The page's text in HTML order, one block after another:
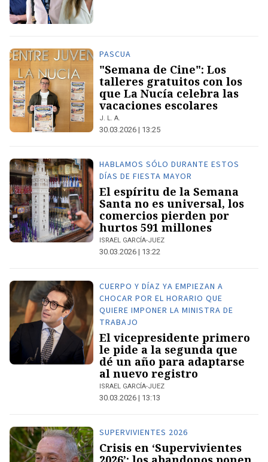
PASCUA
"Semana de Cine": Los
talleres gratuitos con los
que La Nucía celebra las
vacaciones escolares
J. L. A.
30.03.2026 | 13:25
HABLAMOS SÓLO DURANTE ESTOS
DÍAS DE FIESTA MAYOR
El espíritu de la Semana
Santa no es universal, los
comercios pierden por
hurtos 591 millones
ISRAEL GARCÍA-JUEZ
30.03.2026 | 13:22
CUERPO Y DÍAZ YA EMPIEZAN A
CHOCAR POR EL HORARIO QUE
QUIERE IMPONER LA MINISTRA DE
TRABAJO
El vicepresidente primero
le pide a la segunda que
dé un año para adaptarse
al nuevo registro
ISRAEL GARCÍA-JUEZ
30.03.2026 | 13:13
SUPERVIVIENTES 2026
Crisis en ‘Supervivientes